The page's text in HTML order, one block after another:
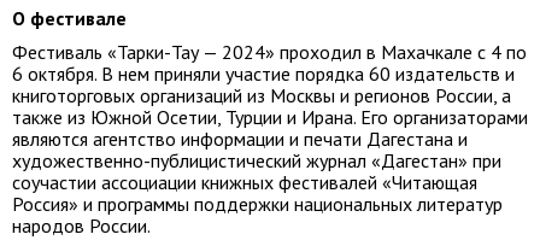
О фестивале
Фестиваль «Тарки-Тау — 2024» проходил в Махачкале с 4 по
6 октября. В нем приняли участие порядка 60 издательств и
книготорговых организаций из Москвы и регионов России, а
также из Южной Осетии, Турции и Ирана. Его организаторами
являются агентство информации и печати Дагестана и
художественно-публицистический журнал «Дагестан» при
соучастии ассоциации книжных фестивалей «Читающая
Россия» и программы поддержки национальных литератур
народов России.